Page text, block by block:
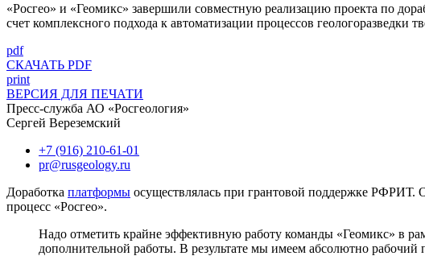
«Росгео» и «Геомикс» завершили совместную реализацию проекта по
счет комплексного подхода к автоматизации процессов
pdf
СКАЧАТЬ PDF
print
ВЕРСИЯ ДЛЯ ПЕЧАТИ
Пресс-служба АО «Росгеология»
Сергей Вереземский
+7 (916) 210-61-01
pr@rusgeology.ru
Доработка платформы осуществлялась при грантовой поддержке РФРИТ.
процесс «Росгео».
Надо отметить крайне эффективную работу команды «Геомикс» в
дополнительной работы. В результате мы имеем абсолютно